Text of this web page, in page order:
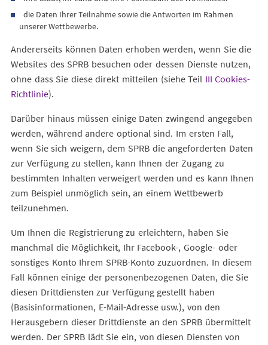
die Daten Ihrer Teilnahme sowie die Antworten im Rahmen
unserer Wettbewerbe.
Andererseits können Daten erhoben werden, wenn Sie die
Websites des SPRB besuchen oder dessen Dienste nutzen,
ohne dass Sie diese direkt mitteilen (siehe Teil III Cookies-
Richtlinie).
Darüber hinaus müssen einige Daten zwingend angegeben
werden, während andere optional sind. Im ersten Fall,
wenn Sie sich weigern, dem SPRB die angeforderten Daten
zur Verfügung zu stellen, kann Ihnen der Zugang zu
bestimmten Inhalten verweigert werden und es kann Ihnen
zum Beispiel unmöglich sein, an einem Wettbewerb
teilzunehmen.
Um Ihnen die Registrierung zu erleichtern, haben Sie
manchmal die Möglichkeit, Ihr Facebook-, Google- oder
sonstiges Konto Ihrem SPRB-Konto zuzuordnen. In diesem
Fall können einige der personenbezogenen Daten, die Sie
diesen Drittdiensten zur Verfügung gestellt haben
(Basisinformationen, E-Mail-Adresse usw.), von den
Herausgebern dieser Drittdienste an den SPRB übermittelt
werden. Der SPRB lädt Sie ein, von diesen Diensten von